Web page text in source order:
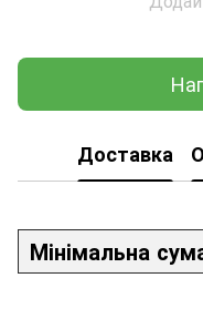
Доставка
Мінімальна